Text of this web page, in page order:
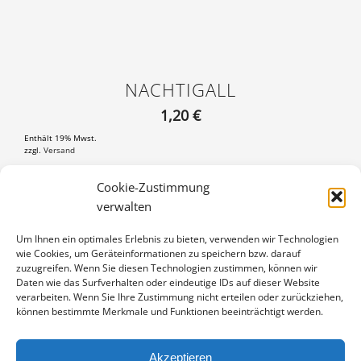
Cookie-Zustimmung
verwalten
Um Ihnen ein optimales Erlebnis zu bieten, verwenden wir Technologien
wie Cookies, um Geräteinformationen zu speichern bzw. darauf
zuzugreifen. Wenn Sie diesen Technologien zustimmen, können wir
Daten wie das Surfverhalten oder eindeutige IDs auf dieser Website
verarbeiten. Wenn Sie Ihre Zustimmung nicht erteilen oder zurückziehen,
können bestimmte Merkmale und Funktionen beeinträchtigt werden.
Akzeptieren
NACHTIGALL
1,20 €
Enthält 19% Mwst.
zzgl. Versand
IN DEN WARENKORB
Artikelnummer:PK-99-123-28
Kategorie: Vögel